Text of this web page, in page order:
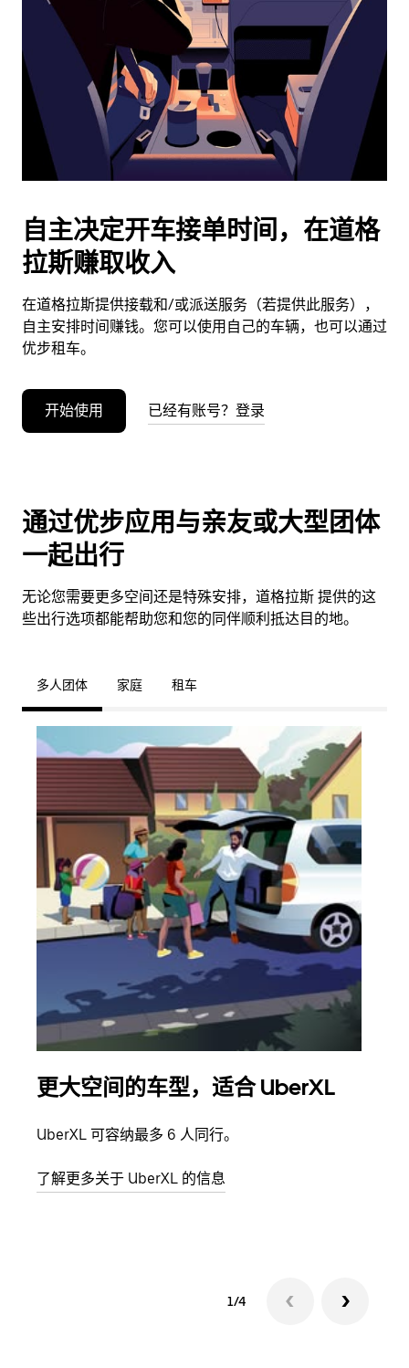
期。
按
退
闭
日
历。
自主决定开车接单时间，在道格
拉斯赚取收入
在道格拉斯提供接载和/或派送服务（若提供此服务），
自主安排时间赚钱。您可以使用自己的车辆，也可以通过
优步租车。
开始使用 已经有账号？登录
通过优步应用与亲友或大型团体
一起出行
无论您需要更多空间还是特殊安排，道格拉斯 提供的这
些出行选项都能帮助您和您的同伴顺利抵达目的地。
多人团体 家庭 租车
更大空间的车型，适合 UberXL
UberXL 可容纳最多 6 人同行。
了解更多关于 UberXL 的信息
1/4